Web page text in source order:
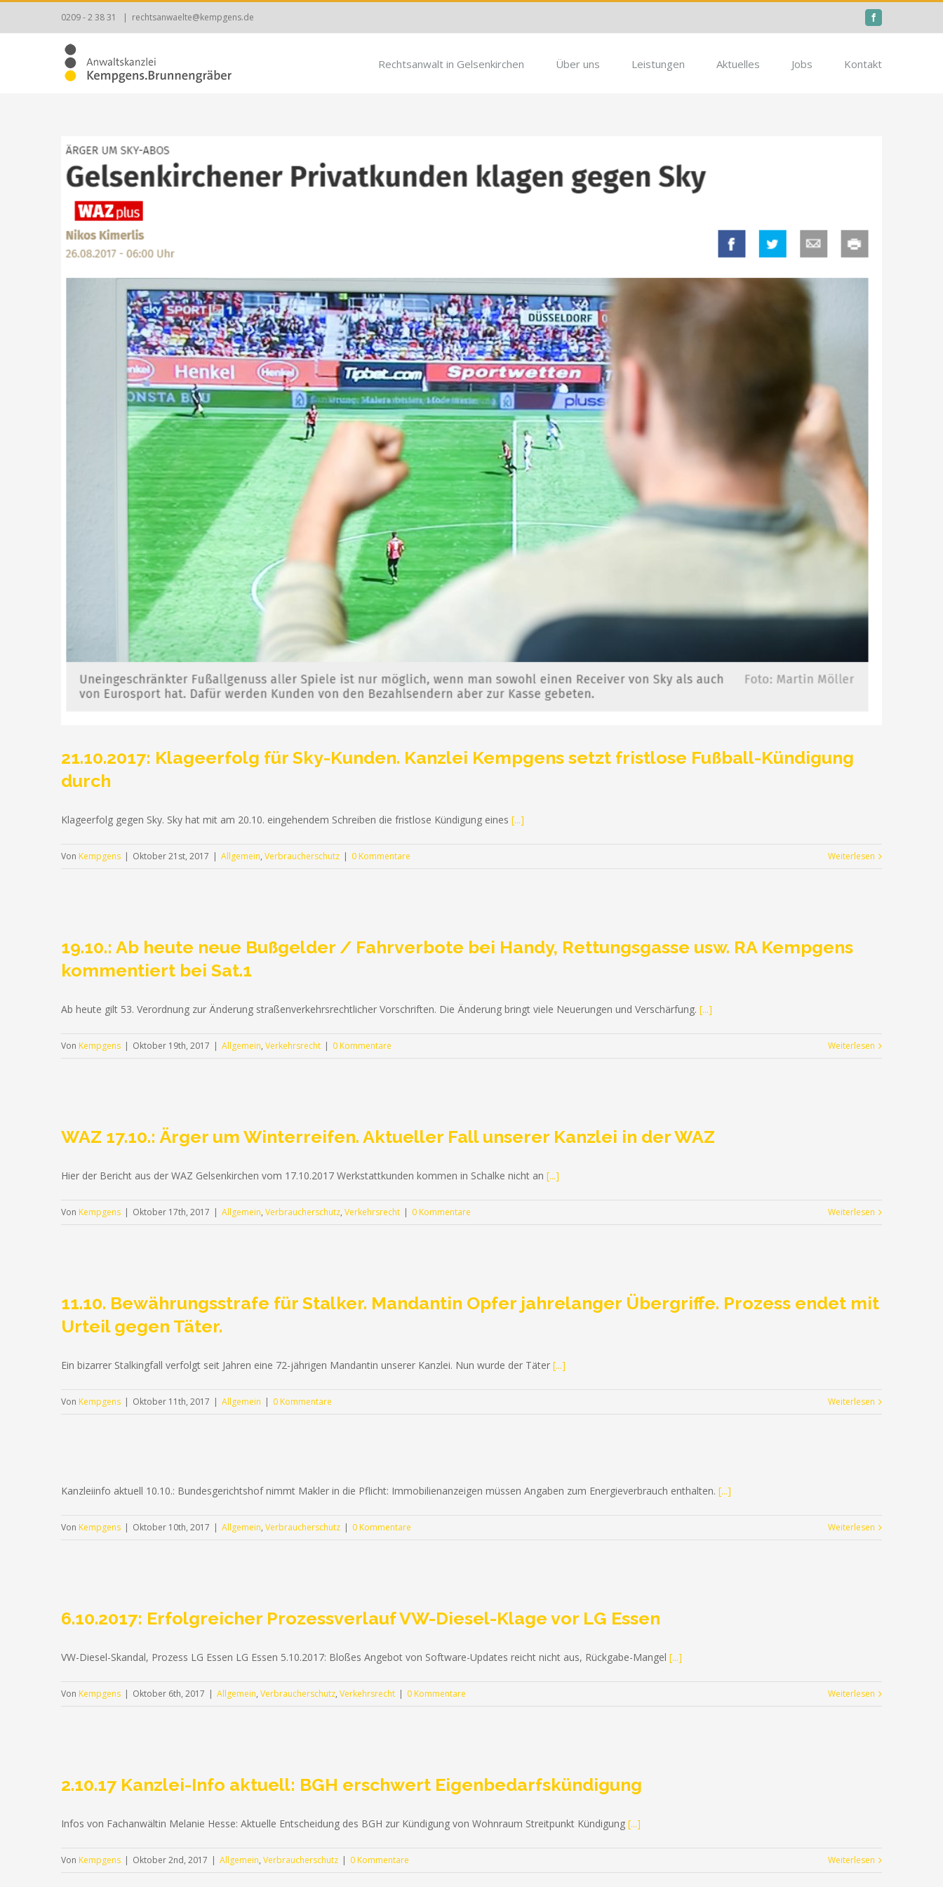
0209 - 2 38 31 | rechtsanwaelte@kempgens.de
Rechtsanwalt in Gelsenkirchen Über uns Leistungen Aktuelles Jobs Kontakt
21.10.2017: Klageerfolg für Sky-Kunden. Kanzlei Kempgens setzt fristlose Fußball-Kündigung
durch
Klageerfolg gegen Sky. Sky hat mit am 20.10. eingehendem Schreiben die fristlose Kündigung eines [...]
Von Kempgens | Oktober 21st, 2017 | Allgemein, Verbraucherschutz | 0 Kommentare Weiterlesen
19.10.: Ab heute neue Bußgelder / Fahrverbote bei Handy, Rettungsgasse usw. RA Kempgens
kommentiert bei Sat.1
Ab heute gilt 53. Verordnung zur Änderung straßenverkehrsrechtlicher Vorschriften. Die Änderung bringt viele Neuerungen und Verschärfung. [...]
Von Kempgens | Oktober 19th, 2017 | Allgemein, Verkehrsrecht | 0 Kommentare Weiterlesen
WAZ 17.10.: Ärger um Winterreifen. Aktueller Fall unserer Kanzlei in der WAZ
Hier der Bericht aus der WAZ Gelsenkirchen vom 17.10.2017 Werkstattkunden kommen in Schalke nicht an [...]
Von Kempgens | Oktober 17th, 2017 | Allgemein, Verbraucherschutz, Verkehrsrecht | 0 Kommentare Weiterlesen
11.10. Bewährungsstrafe für Stalker. Mandantin Opfer jahrelanger Übergriffe. Prozess endet mit
Urteil gegen Täter.
Ein bizarrer Stalkingfall verfolgt seit Jahren eine 72-jährigen Mandantin unserer Kanzlei. Nun wurde der Täter [...]
Von Kempgens | Oktober 11th, 2017 | Allgemein | 0 Kommentare Weiterlesen
Kanzleiinfo aktuell 10.10.: Bundesgerichtshof nimmt Makler in die Pflicht: Immobilienanzeigen müssen Angaben zum Energieverbrauch enthalten. [...]
Von Kempgens | Oktober 10th, 2017 | Allgemein, Verbraucherschutz | 0 Kommentare Weiterlesen
6.10.2017: Erfolgreicher Prozessverlauf VW-Diesel-Klage vor LG Essen
VW-Diesel-Skandal, Prozess LG Essen LG Essen 5.10.2017: Bloßes Angebot von Software-Updates reicht nicht aus, Rückgabe-Mangel [...]
Von Kempgens | Oktober 6th, 2017 | Allgemein, Verbraucherschutz, Verkehrsrecht | 0 Kommentare Weiterlesen
2.10.17 Kanzlei-Info aktuell: BGH erschwert Eigenbedarfskündigung
Infos von Fachanwältin Melanie Hesse: Aktuelle Entscheidung des BGH zur Kündigung von Wohnraum Streitpunkt Kündigung [...]
Von Kempgens | Oktober 2nd, 2017 | Allgemein, Verbraucherschutz | 0 Kommentare Weiterlesen